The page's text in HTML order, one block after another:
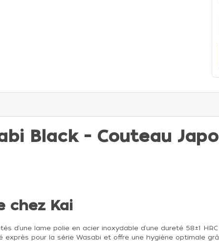
Black - Couteau
chez Kai
d‘une lame polie en acier inoxydable d‘une dureté 58±1
exprès pour la série Wasabi et offre une hygiène optimale